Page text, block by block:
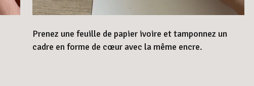
Prenez une feuille de papier ivoire et tamponnez un
cadre en forme de cœur avec la même encre.